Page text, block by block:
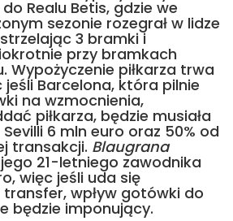
Realu Betis, gdzie we
sezonie rozegrał w lidze
3 bramki i
przy bramkach
Wypożyczenie piłkarza trwa
jeśli Barcelona, która pilnie
na wzmocnienia,
piłkarza, będzie musiała
6 mln euro oraz 50% od
transakcji. Blaugrana
21-letniego zawodnika
więc jeśli uda się
wpływ gotówki do
będzie imponujący.